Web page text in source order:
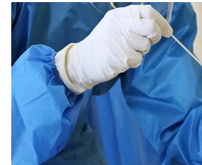
PROGRAMA MODO VERÁN ACTIVO
Manzaneda, escenario del
jóvenes